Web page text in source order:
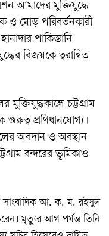
আমাদের মুক্তিযুদ্ধে
ও মোড় পরিবর্তনকারী
পাকিস্তানি
বিজয়কে ত্বরান্বিত
চট্টগ্রাম
প্রণিধানযোগ্য।
অবদান ও অবস্থান
বন্দরের ভূমিকাও
সাংবাদিক আ. ক. ম. রইসুল
মৃত্যুর আগ পর্যন্ত তিনি